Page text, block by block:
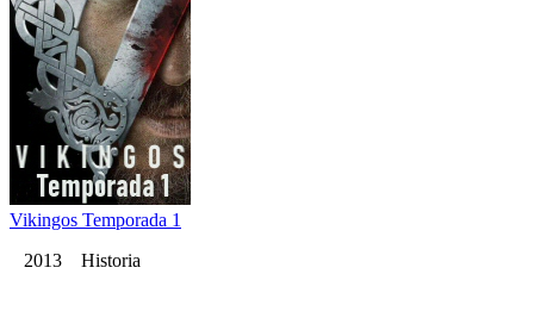
Vikingos Temporada 1
2013 Historia